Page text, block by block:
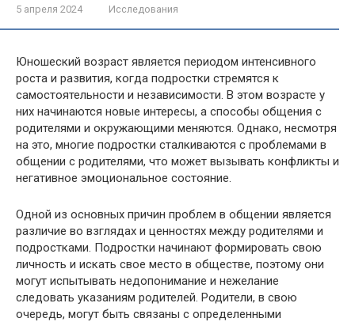
5 апреля 2024 Исследования
Юношеский возраст является периодом интенсивного
роста и развития, когда подростки стремятся к
самостоятельности и независимости. В этом возрасте у
них начинаются новые интересы, а способы общения с
родителями и окружающими меняются. Однако, несмотря
на это, многие подростки сталкиваются с проблемами в
общении с родителями, что может вызывать конфликты и
негативное эмоциональное состояние.
Одной из основных причин проблем в общении является
различие во взглядах и ценностях между родителями и
подростками. Подростки начинают формировать свою
личность и искать свое место в обществе, поэтому они
могут испытывать недопонимание и нежелание
следовать указаниям родителей. Родители, в свою
очередь, могут быть связаны с определенными